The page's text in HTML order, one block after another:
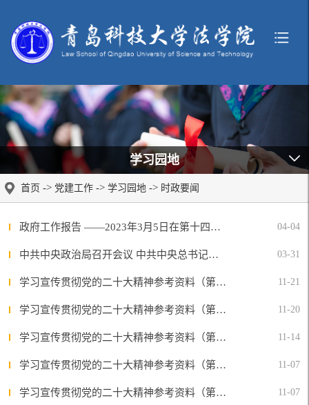
学习园地
首页 -> 党建工作 -> 学习园地 -> 时政要闻
政府工作报告 ——2023年3月5日在第十四届全国人民代表大会第一次会议上 04-04
中共中央政治局召开会议 中共中央总书记习近平主持会议 03-31
学习宣传贯彻党的二十大精神参考资料（第五期） 11-21
学习宣传贯彻党的二十大精神参考资料（第四期） 11-20
学习宣传贯彻党的二十大精神参考资料（第三期） 11-14
学习宣传贯彻党的二十大精神参考资料（第二期） 11-07
学习宣传贯彻党的二十大精神参考资料（第一期） 11-07